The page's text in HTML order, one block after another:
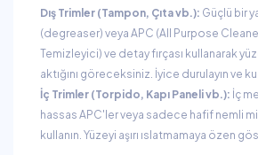
Dış Trimler (Tampon, Çıta vb.): Güçlü bir
(degreaser) veya APC (All Purpose
Temizleyici) ve detay fırçası kullanarak
aktığını göreceksiniz. İyice durulayın ve
İç Trimler (Torpido, Kapı Paneli vb.): İç
hassas APC'ler veya sadece hafif nemli
kullanın. Yüzeyi aşırı ıslatmamaya özen